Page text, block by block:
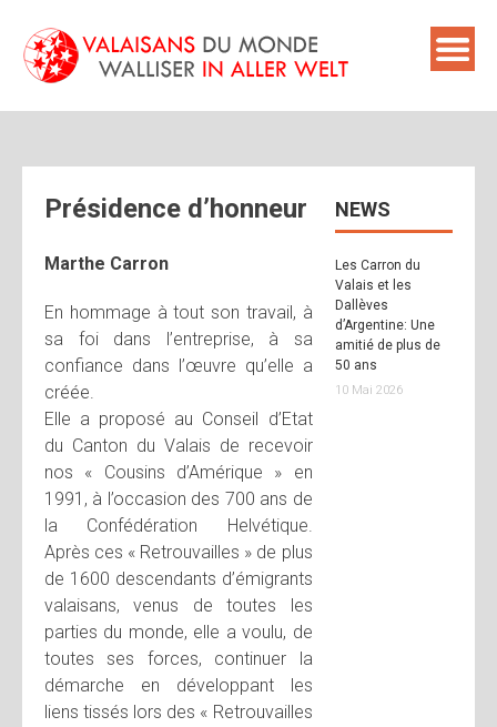
content
Présidence d’honneur
Marthe Carron
En hommage à tout son travail, à
sa foi dans l’entreprise, à sa
confiance dans l’œuvre qu’elle a
créée.
Elle a proposé au Conseil d’Etat
du Canton du Valais de recevoir
nos « Cousins d’Amérique » en
1991, à l’occasion des 700 ans de
la Confédération Helvétique.
Après ces « Retrouvailles » de plus
de 1600 descendants d’émigrants
valaisans, venus de toutes les
parties du monde, elle a voulu, de
toutes ses forces, continuer la
démarche en développant les
liens tissés lors des « Retrouvailles
NEWS
Les Carron du
Valais et les
Dallèves
d’Argentine: Une
amitié de plus de
50 ans
10 Mai 2026